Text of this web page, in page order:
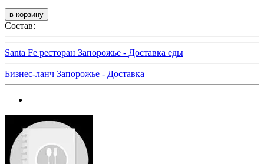
Состав:
Santa Fe ресторан Запорожье - Доставка еды
Бизнес-ланч Запорожье - Доставка